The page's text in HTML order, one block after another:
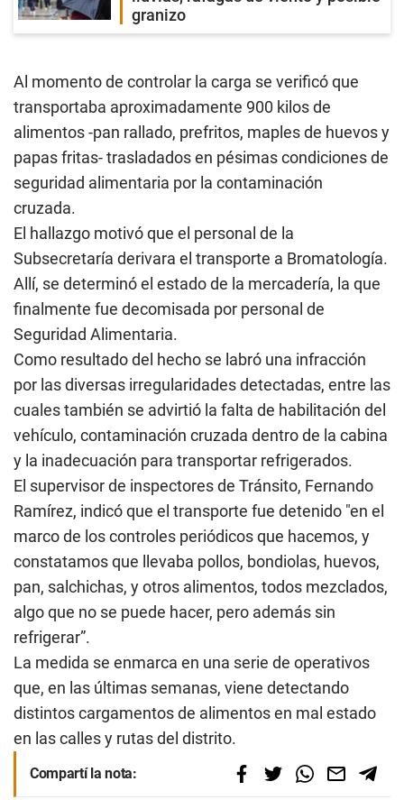
granizo
Al momento de controlar la carga se verificó que
transportaba aproximadamente 900 kilos de
alimentos -pan rallado, prefritos, maples de huevos y
papas fritas- trasladados en pésimas condiciones de
seguridad alimentaria por la contaminación
cruzada.
El hallazgo motivó que el personal de la
Subsecretaría derivara el transporte a Bromatología.
Allí, se determinó el estado de la mercadería, la que
finalmente fue decomisada por personal de
Seguridad Alimentaria.
Como resultado del hecho se labró una infracción
por las diversas irregularidades detectadas, entre las
cuales también se advirtió la falta de habilitación del
vehículo, contaminación cruzada dentro de la cabina
y la inadecuación para transportar refrigerados.
El supervisor de inspectores de Tránsito, Fernando
Ramírez, indicó que el transporte fue detenido "en el
marco de los controles periódicos que hacemos, y
constatamos que llevaba pollos, bondiolas, huevos,
pan, salchichas, y otros alimentos, todos mezclados,
algo que no se puede hacer, pero además sin
refrigerar”.
La medida se enmarca en una serie de operativos
que, en las últimas semanas, viene detectando
distintos cargamentos de alimentos en mal estado
en las calles y rutas del distrito.
Compartí la nota: